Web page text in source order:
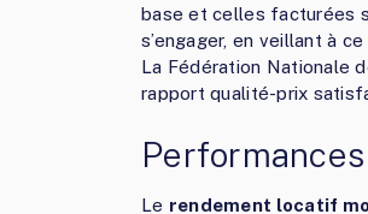
base et celles facturées
s’engager, en veillant à
La Fédération Nationale
rapport qualité-prix
Le rendement locatif